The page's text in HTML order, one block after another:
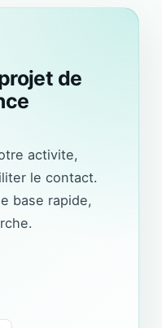
de
activite,
le contact.
base rapide,